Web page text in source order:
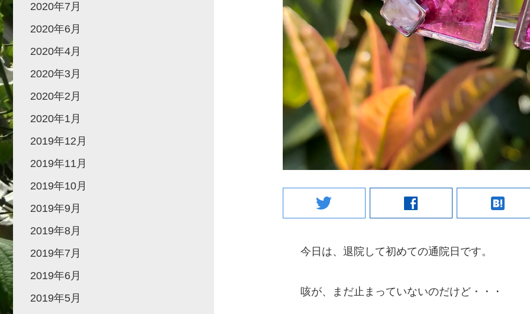
twitter facebook hatenabookmark
今日は、退院して初めての通院日です。
咳が、まだ止まっていないのだけど・・・
2020年7月
2020年6月
2020年4月
2020年3月
2020年2月
2020年1月
2019年12月
2019年11月
2019年10月
2019年9月
2019年8月
2019年7月
2019年6月
2019年5月